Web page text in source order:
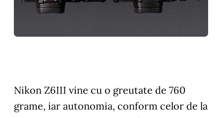
Nikon Z6III vine cu o greutate de 760
grame, iar autonomia, conform celor de la